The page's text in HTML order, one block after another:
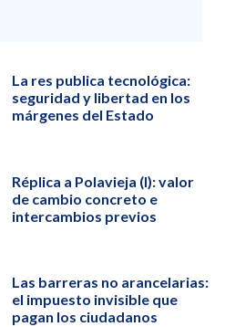
La res publica tecnológica:
seguridad y libertad en los
márgenes del Estado
Réplica a Polavieja (I): valor
de cambio concreto e
intercambios previos
Las barreras no arancelarias:
el impuesto invisible que
pagan los ciudadanos